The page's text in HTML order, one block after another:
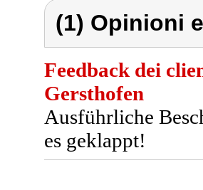
(1) Opinioni
Feedback dei
Gersthofen
Ausführliche
es geklappt!